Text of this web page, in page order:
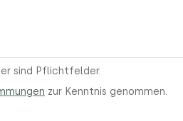
sind Pflichtfelder.
zur Kenntnis genommen.